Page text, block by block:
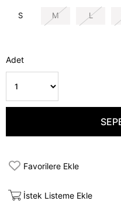
S M L
Adet
Favorilere Ekle
İstek Listeme Ekle